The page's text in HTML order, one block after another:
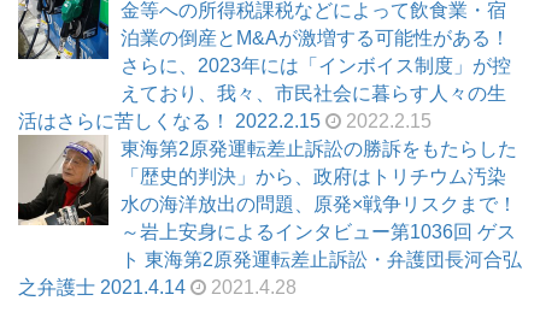
金等への所得税課税などによって飲食業・宿
泊業の倒産とM&Aが激増する可能性がある！
さらに、2023年には「インボイス制度」が控
えており、我々、市民社会に暮らす人々の生
活はさらに苦しくなる！ 2022.2.15
2022.2.15
東海第2原発運転差止訴訟の勝訴をもたらした
「歴史的判決」から、政府はトリチウム汚染
水の海洋放出の問題、原発×戦争リスクまで！
～岩上安身によるインタビュー第1036回 ゲス
ト 東海第2原発運転差止訴訟・弁護団長河合弘
之弁護士 2021.4.14
2021.4.28